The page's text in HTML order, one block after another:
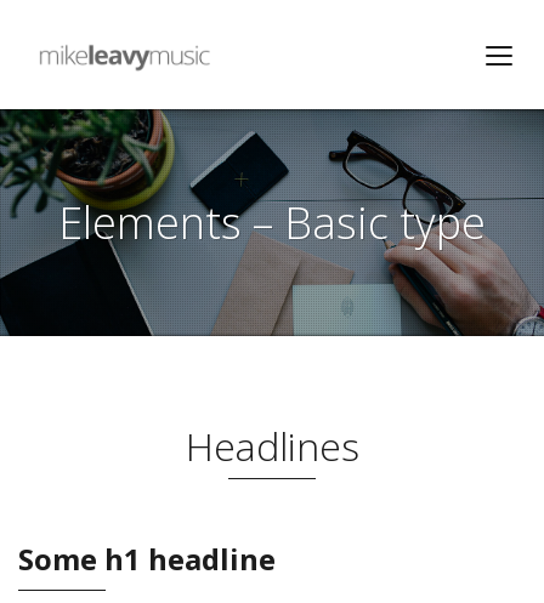
Elements – Basic type
Headlines
Some h1 headline